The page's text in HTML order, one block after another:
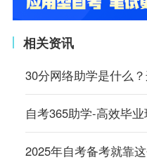
相关资讯
30分网络助学是什么
自考365助学-高效毕
2025年自考备考就靠